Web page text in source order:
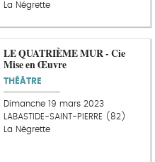
La Négrette
LE QUATRIÈME MUR - Cie
Mise en Œuvre
THÉÂTRE
Dimanche 19 mars 2023
LABASTIDE-SAINT-PIERRE (82)
La Négrette